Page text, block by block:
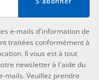
e-mails d'information de
traitées conformément à
Il vous est à tout
newsletter à l'aide du
mails. Veuillez prendre